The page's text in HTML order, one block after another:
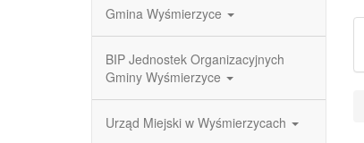
Gmina Wyśmierzyce
BIP Jednostek Organizacyjnych
Gminy Wyśmierzyce
Urząd Miejski w Wyśmierzycach